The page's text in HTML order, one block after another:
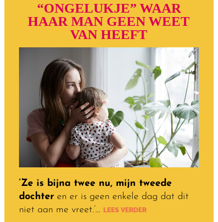
“ONGELUKJE” WAAR
HAAR MAN GEEN WEET
VAN HEEFT
‘Ze is bijna twee nu, mijn tweede
dochteren er is geen enkele dag dat dit
niet aan me vreet.’… LEES VERDER